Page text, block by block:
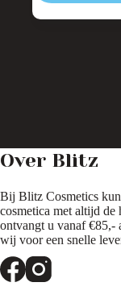
Over Blitz
Bij Blitz Cosmetics
cosmetica met altijd
ontvangt u vanaf €85,-
wij voor een snelle